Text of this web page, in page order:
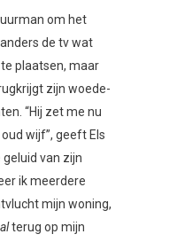
om het
de tv wat
plaatsen, maar
zijn woede-
“Hij zet me nu
wijf”, geeft Els
geluid van zijn
ik meerdere
mijn woning,
terug op mijn